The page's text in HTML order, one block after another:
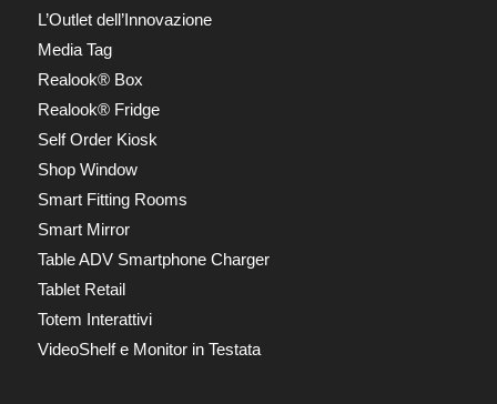
L’Outlet dell’Innovazione
Media Tag
Realook® Box
Realook® Fridge
Self Order Kiosk
Shop Window
Smart Fitting Rooms
Smart Mirror
Table ADV Smartphone Charger
Tablet Retail
Totem Interattivi
VideoShelf e Monitor in Testata